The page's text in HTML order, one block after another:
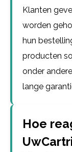
Klanten
worden
hun
producten
onder
lange
Hoe